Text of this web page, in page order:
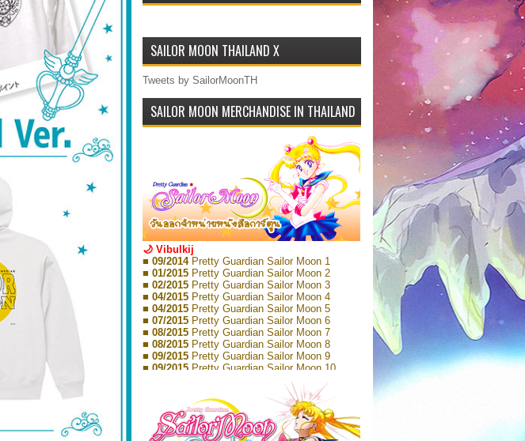
SAILOR MOON THAILAND X
Tweets by SailorMoonTH
SAILOR MOON MERCHANDISE IN THAILAND
🌙 Vibulkij
■ 09/2014 Pretty Guardian Sailor Moon 1
■ 01/2015 Pretty Guardian Sailor Moon 2
■ 02/2015 Pretty Guardian Sailor Moon 3
■ 04/2015 Pretty Guardian Sailor Moon 4
■ 04/2015 Pretty Guardian Sailor Moon 5
■ 07/2015 Pretty Guardian Sailor Moon 6
■ 08/2015 Pretty Guardian Sailor Moon 7
■ 08/2015 Pretty Guardian Sailor Moon 8
■ 09/2015 Pretty Guardian Sailor Moon 9
■ 09/2015 Pretty Guardian Sailor Moon 10
Pretty Guardian Sailor Moon 11
Pretty Guardian Sailor Moon 12
Pretty Guardian Sailor Moon Short
Stories 1
■ 09/2018Pretty Guardian Sailor Moon Short